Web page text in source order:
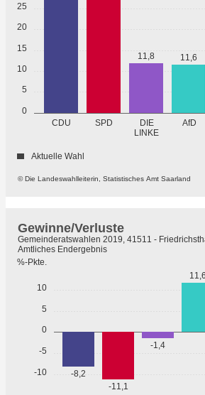
0
5
10
15
20
25
CDU SPD
DIE
LINKE
AfD
11,8 11,6
© Die Landeswahlleiterin, Statistisches Amt Saarland
Aktuelle Wahl
-10
-5
0
5
10
%-Pkte.
-8,2
-11,1
-1,4
11,6
Gewinne/Verluste
Gemeinderatswahlen 2019, 41511 -
Amtliches Endergebnis